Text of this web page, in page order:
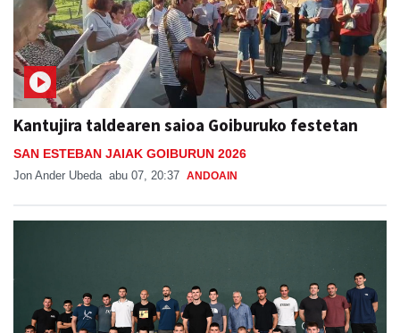
Kantujira taldearen saioa Goiburuko festetan
SAN ESTEBAN JAIAK GOIBURUN 2026
Jon Ander Ubeda abu 07, 20:37 ANDOAIN